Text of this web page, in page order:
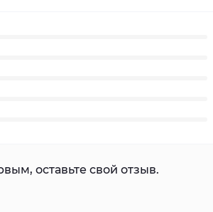
оставьте свой отзыв.